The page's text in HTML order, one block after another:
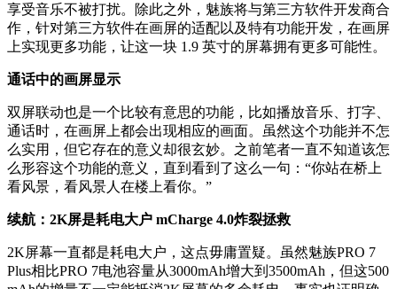
享受音乐不被打扰。除此之外，魅族将与第三方软件开发商合
作，针对第三方软件在画屏的适配以及特有功能开发，在画屏
上实现更多功能，让这一块 1.9 英寸的屏幕拥有更多可能性。
通话中的画屏显示
双屏联动也是一个比较有意思的功能，比如播放音乐、打字、
通话时，在画屏上都会出现相应的画面。虽然这个功能并不怎
么实用，但它存在的意义却很玄妙。之前笔者一直不知道该怎
么形容这个功能的意义，直到看到了这么一句：“你站在桥上
看风景，看风景人在楼上看你。”
续航：2K屏是耗电大户 mCharge 4.0炸裂拯救
2K屏幕一直都是耗电大户，这点毋庸置疑。虽然魅族PRO 7
Plus相比PRO 7电池容量从3000mAh增大到3500mAh，但这500